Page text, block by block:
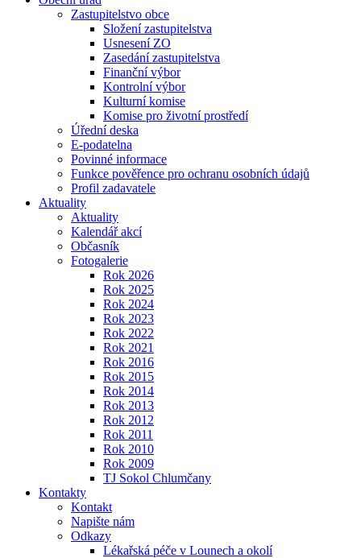
Zastupitelstvo obce
Složení zastupitelstva
Usnesení ZO
Zasedání zastupitelstva
Finanční výbor
Kontrolní výbor
Kulturní komise
Komise pro životní prostředí
Úřední deska
E-podatelna
Povinné informace
Funkce pověřence pro ochranu osobních údajů
Profil zadavatele
Aktuality
Aktuality
Kalendář akcí
Občasník
Fotogalerie
Rok 2026
Rok 2025
Rok 2024
Rok 2023
Rok 2022
Rok 2021
Rok 2016
Rok 2015
Rok 2014
Rok 2013
Rok 2012
Rok 2011
Rok 2010
Rok 2009
TJ Sokol Chlumčany
Kontakty
Kontakt
Napište nám
Odkazy
Lékařská péče v Lounech a okolí